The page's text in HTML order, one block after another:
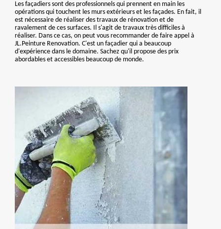
Les façadiers sont des professionnels qui prennent en main les
opérations qui touchent les murs extérieurs et les façades. En fait, il
est nécessaire de réaliser des travaux de rénovation et de
ravalement de ces surfaces. Il s'agit de travaux très difficiles à
réaliser. Dans ce cas, on peut vous recommander de faire appel à
JL.Peinture Renovation. C'est un façadier qui a beaucoup
d'expérience dans le domaine. Sachez qu'il propose des prix
abordables et accessibles beaucoup de monde.